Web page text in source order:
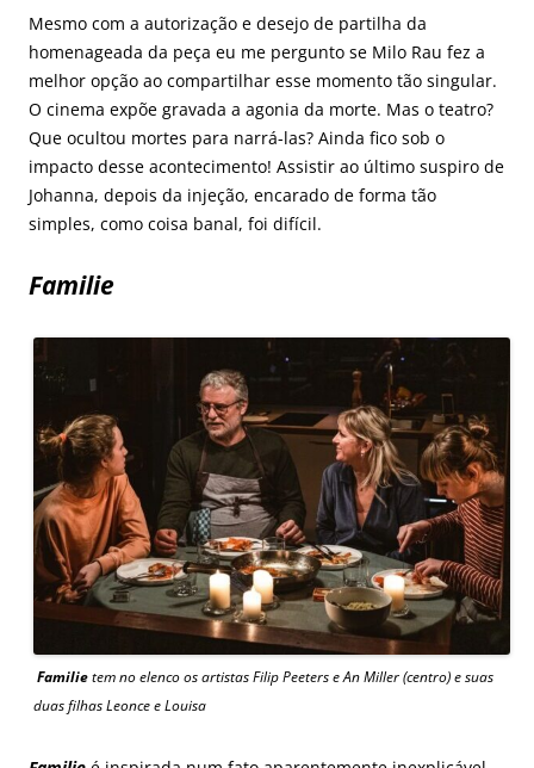
Mesmo com a autorização e desejo de partilha da
homenageada da peça eu me pergunto se Milo Rau fez a
melhor opção ao compartilhar esse momento tão singular.
O cinema expõe gravada a agonia da morte. Mas o teatro?
Que ocultou mortes para narrá-las? Ainda fico sob o
impacto desse acontecimento! Assistir ao último suspiro de
Johanna, depois da injeção, encarado de forma tão
simples, como coisa banal, foi difícil.
Familie
Familietem no elenco os artistas Filip Peeters e An Miller (centro) e suas
duas filhas Leonce e Louisa